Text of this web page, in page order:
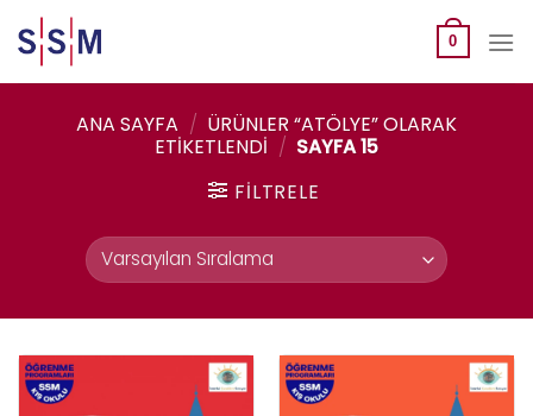
to
content
0
ANA SAYFA / ÜRÜNLER “ATÖLYE” OLARAK
ETIKETLENDI / SAYFA 15
FILTRELE